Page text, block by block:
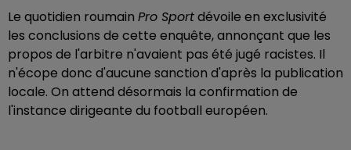
Le quotidien roumain Pro Sportdévoile en exclusivité
les conclusions de cette enquête, annonçant que les
propos de l'arbitre n'avaient pas été jugé racistes. Il
n'écope donc d'aucune sanction d'après la publication
locale. On attend désormais la confirmation de
l'instance dirigeante du football européen.